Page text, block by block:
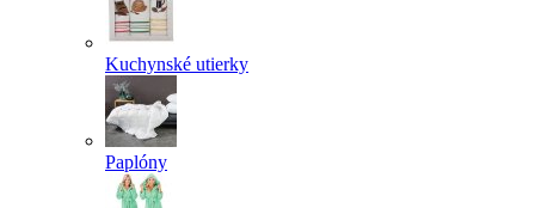
Kuchynské utierky
Paplóny